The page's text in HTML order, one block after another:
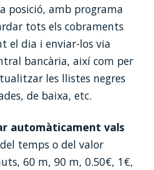
posició, amb programa
tots els cobraments
el dia i enviar-los via
bancària, així com per
les llistes negres
de baixa, etc.
automàticament vals
del temps o del valor
60 m, 90 m, 0.50€, 1€,